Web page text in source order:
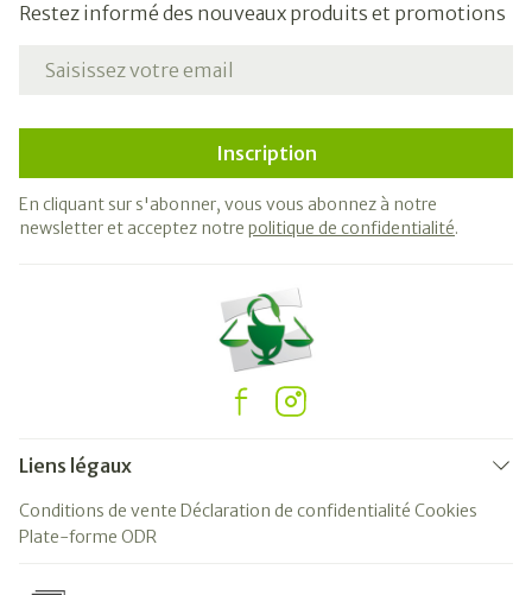
Restez informé des nouveaux produits et promotions
Adresse mail
Inscription
En cliquant sur s'abonner, vous vous abonnez à notre
newsletter et acceptez notre politique de confidentialité.
Liens légaux
Conditions de vente Déclaration de confidentialité Cookies
Plate-forme ODR